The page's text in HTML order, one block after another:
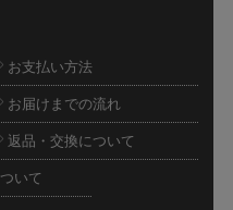
お支払い方法
お届けまでの流れ
返品・交換について
いて